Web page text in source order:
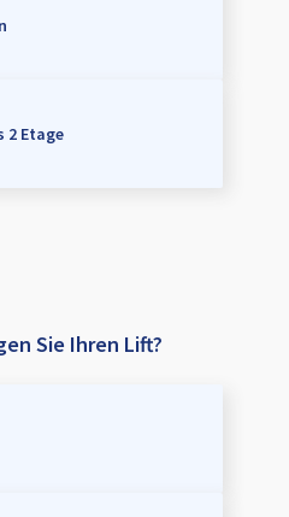
2 Etage
Sie Ihren Lift?